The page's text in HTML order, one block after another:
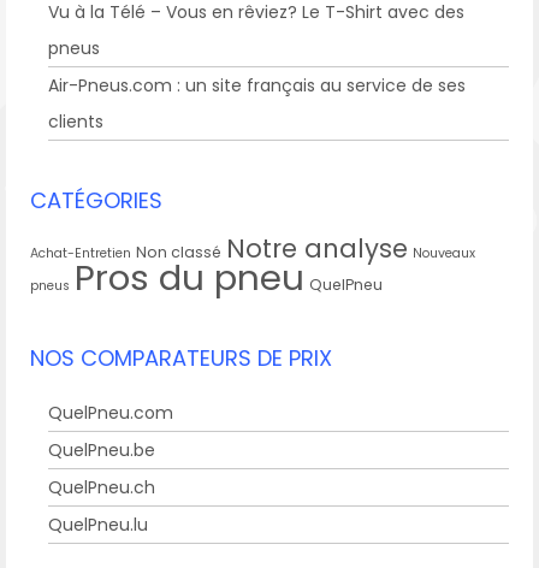
Vu à la Télé – Vous en rêviez? Le T-Shirt avec des
pneus
Air-Pneus.com : un site français au service de ses
clients
CATÉGORIES
Achat-Entretien Non classé Notre analyse Nouveaux
pneus Pros du pneu QuelPneu
NOS COMPARATEURS DE PRIX
QuelPneu.com
QuelPneu.be
QuelPneu.ch
QuelPneu.lu